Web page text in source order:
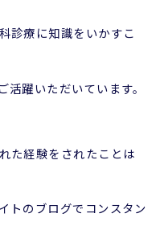
診療に知識をいかすこ
躍いただいています。
た経験をされたことは
トのブログでコンスタン